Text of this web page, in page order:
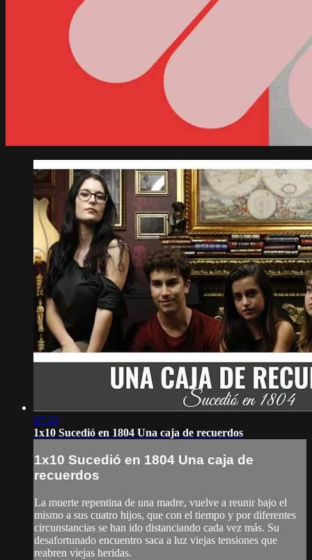
07:33
1x10 Sucedió en 1804 Una caja de recuerdos
1x10 Sucedió en 1804 Una caja de
recuerdos
La muerte repentina de una madre, vuelve a reunir bajo el
mismo a sus cuatro hijos, que con el tiempo y por diferentes
circunstancias se han ido distanciando cada vez más. Su
desafortunado encuentro saca a luz viejas tensiones que
reabren viejas heridas.